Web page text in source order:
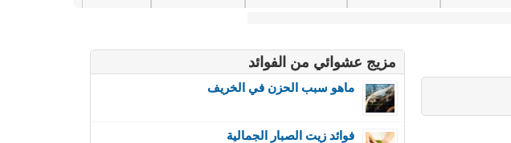
مزيج عشوائي من الفوائد
ماهو سبب الحزن في الخريف
فوائد زيت الصبار الجمالية